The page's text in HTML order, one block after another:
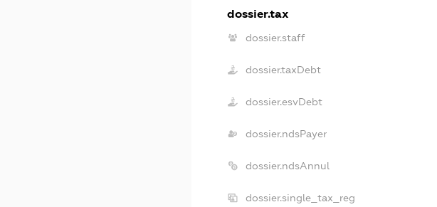
dossier.tax
dossier.staff
dossier.taxDebt
dossier.esvDebt
dossier.ndsPayer
dossier.ndsAnnul
dossier.single_tax_reg